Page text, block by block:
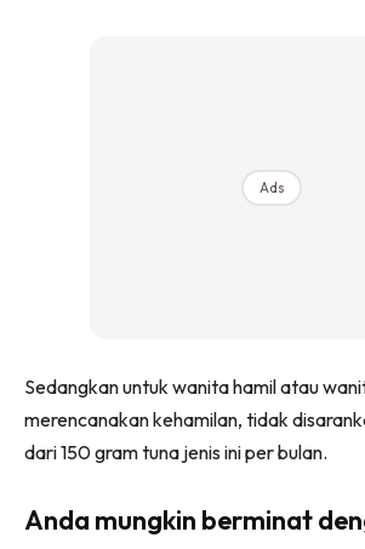
Ads
Sedangkan untuk wanita hamil atau
merencanakan kehamilan, tidak
dari 150 gram tuna jenis ini per bulan.
Anda mungkin berminat